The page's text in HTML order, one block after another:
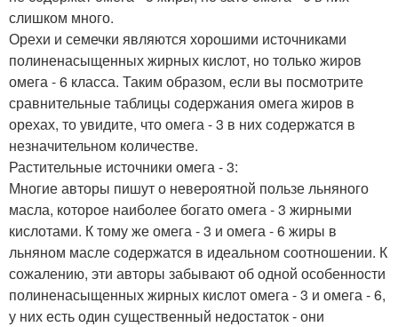
слишком много.
Орехи и семечки являются хорошими источниками
полиненасыщенных жирных кислот, но только жиров
омега - 6 класса. Таким образом, если вы посмотрите
сравнительные таблицы содержания омега жиров в
орехах, то увидите, что омега - 3 в них содержатся в
незначительном количестве.
Растительные источники омега - 3:
Многие авторы пишут о невероятной пользе льняного
масла, которое наиболее богато омега - 3 жирными
кислотами. К тому же омега - 3 и омега - 6 жиры в
льняном масле содержатся в идеальном соотношении. К
сожалению, эти авторы забывают об одной особенности
полиненасыщенных жирных кислот омега - 3 и омега - 6,
у них есть один существенный недостаток - они